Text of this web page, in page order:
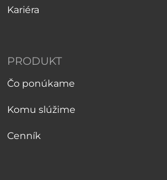
Kariéra
PRODUKT
Čo ponúkame
Komu slúžime
Cenník